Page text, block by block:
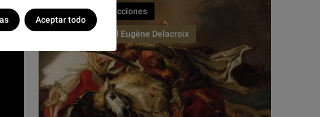
Aceptar todo
Vida de las colecciones
Museo Nacional Eugène Delacroix